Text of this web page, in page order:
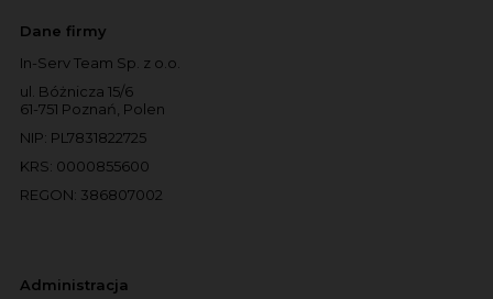
Dane firmy
In-Serv Team Sp. z o.o.
ul. Bóżnicza 15/6
61-751 Poznań, Polen
NIP: PL7831822725
KRS: 0000855600
REGON: 386807002
Administracja